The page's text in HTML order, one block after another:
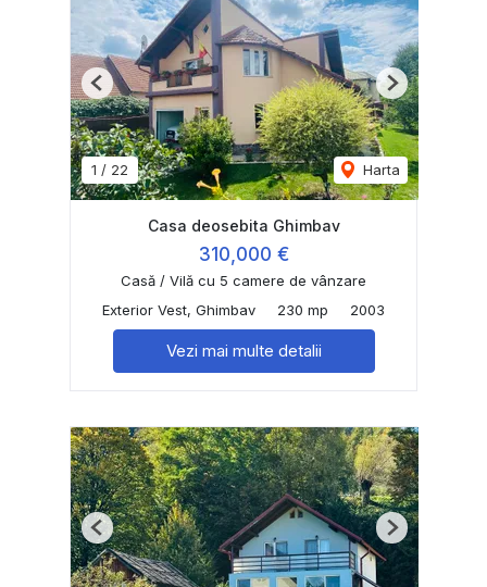
1 / 22 Harta
Previous Next
Casa deosebita Ghimbav
310,000 €
Casă / Vilă cu 5 camere de vânzare
Exterior Vest, Ghimbav
230 mp 2003
Vezi mai multe detalii
Previous Next